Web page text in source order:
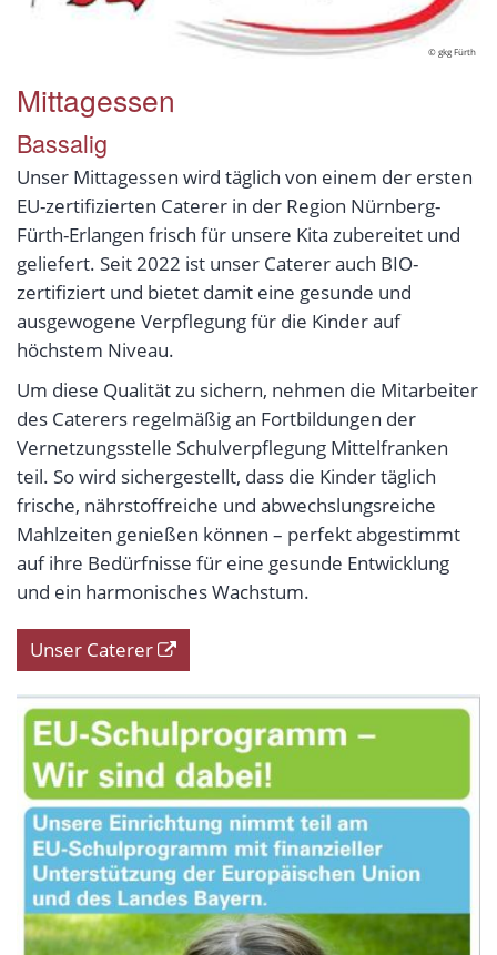
© gkg Fürth
Mittagessen
Bassalig
Unser Mittagessen wird täglich von einem der ersten
EU-zertifizierten Caterer in der Region Nürnberg-
Fürth-Erlangen frisch für unsere Kita zubereitet und
geliefert. Seit 2022 ist unser Caterer auch BIO-
zertifiziert und bietet damit eine gesunde und
ausgewogene Verpflegung für die Kinder auf
höchstem Niveau.
Um diese Qualität zu sichern, nehmen die Mitarbeiter
des Caterers regelmäßig an Fortbildungen der
Vernetzungsstelle Schulverpflegung Mittelfranken
teil. So wird sichergestellt, dass die Kinder täglich
frische, nährstoffreiche und abwechslungsreiche
Mahlzeiten genießen können – perfekt abgestimmt
auf ihre Bedürfnisse für eine gesunde Entwicklung
und ein harmonisches Wachstum.
Unser Caterer